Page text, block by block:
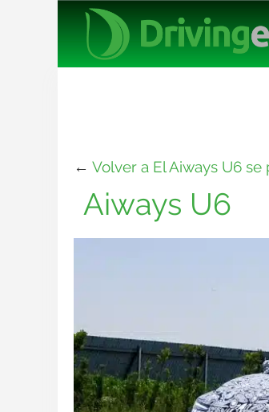
← Volver a El Aiways U6
Aiways U6